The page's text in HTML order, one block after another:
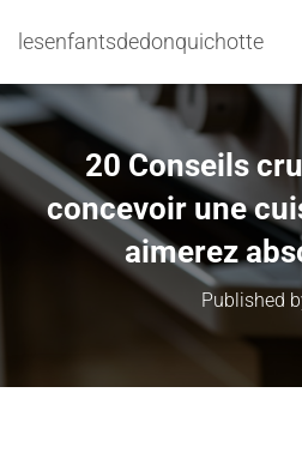
lesenfantsdedonquichotte
20 Conseils
concevoir une
aimerez
Published